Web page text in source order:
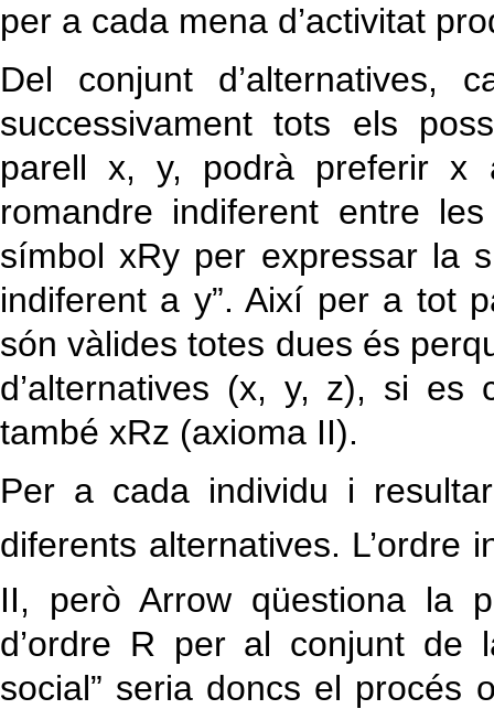
per a cada mena d’activitat
Del conjunt d’alternatives,
successivament tots els
parell x, y, podrà preferir
romandre indiferent entre
símbol xRy per expressar la
indiferent a y”. Així per a tot
són vàlides totes dues és
d’alternatives (x, y, z), si es
també xRz (axioma II).
Per a cada individu i
diferents alternatives. L’ordre
II, però Arrow qüestiona la
d’ordre R per al conjunt de
social” seria doncs el procés